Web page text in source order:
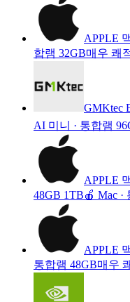
APPLE
합램 32GB매우 쾌
GMKtec
AI 미니 · 통합램
APPLE
48GB 1TB🍎 Mac ·
APPLE
통합램 48GB매우